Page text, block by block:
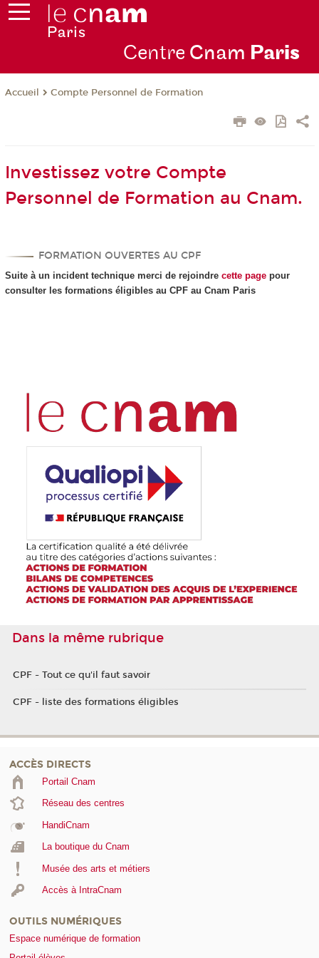
Centre Cnam Paris
Accueil Compte Personnel de Formation
Investissez votre Compte
Personnel de Formation au Cnam.
FORMATION OUVERTES AU CPF
Suite à un incident technique merci de rejoindre cette page pour
consulter les formations éligibles au CPFau Cnam Paris
Dans la même rubrique
CPF - Tout ce qu'il faut savoir
CPF - liste des formations éligibles
ACCÈS DIRECTS
Portail Cnam
Réseau des centres
HandiCnam
La boutique du Cnam
Musée des arts et métiers
Accès à IntraCnam
OUTILS NUMÉRIQUES
Espace numérique de formation